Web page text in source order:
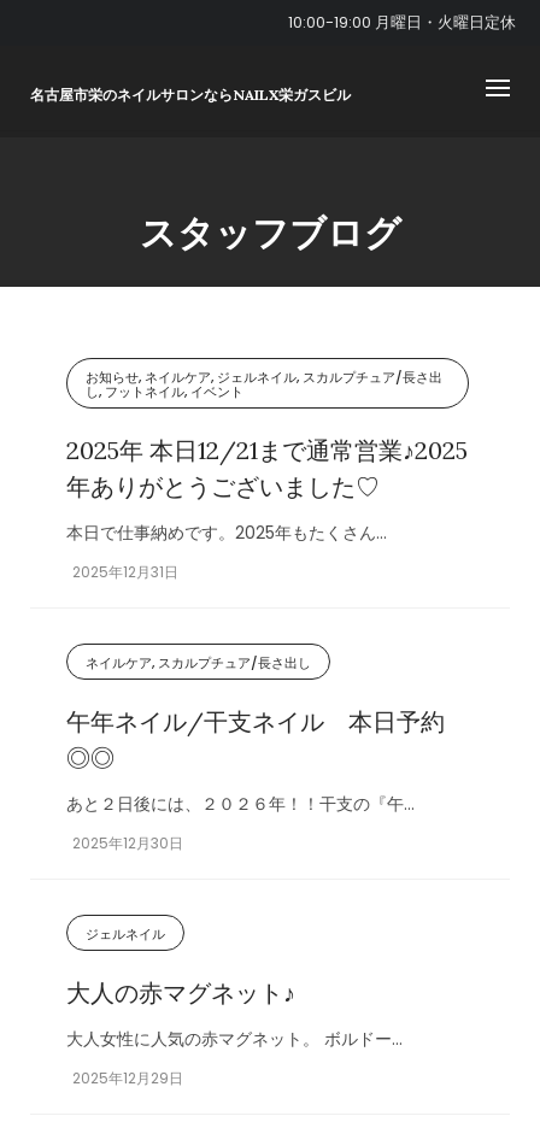
10:00-19:00 月曜日・火曜日定休
名古屋市栄のネイルサロンならNAILX栄ガスビル
スタッフブログ
お知らせ, ネイルケア, ジェルネイル, スカルプチュア/長さ出
し, フットネイル, イベント
2025年 本日12/21まで通常営業♪2025
年ありがとうございました♡
本日で仕事納めです。2025年もたくさん...
2025年12月31日
ネイルケア, スカルプチュア/長さ出し
午年ネイル/干支ネイル 本日予約
◎◎
あと２日後には、２０２６年！！干支の『午...
2025年12月30日
ジェルネイル
大人の赤マグネット♪
大人女性に人気の赤マグネット。 ボルドー...
2025年12月29日